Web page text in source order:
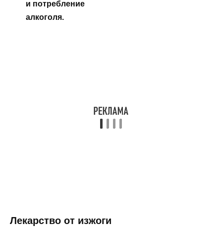
и потребление
алкоголя.
Лекарство от изжоги